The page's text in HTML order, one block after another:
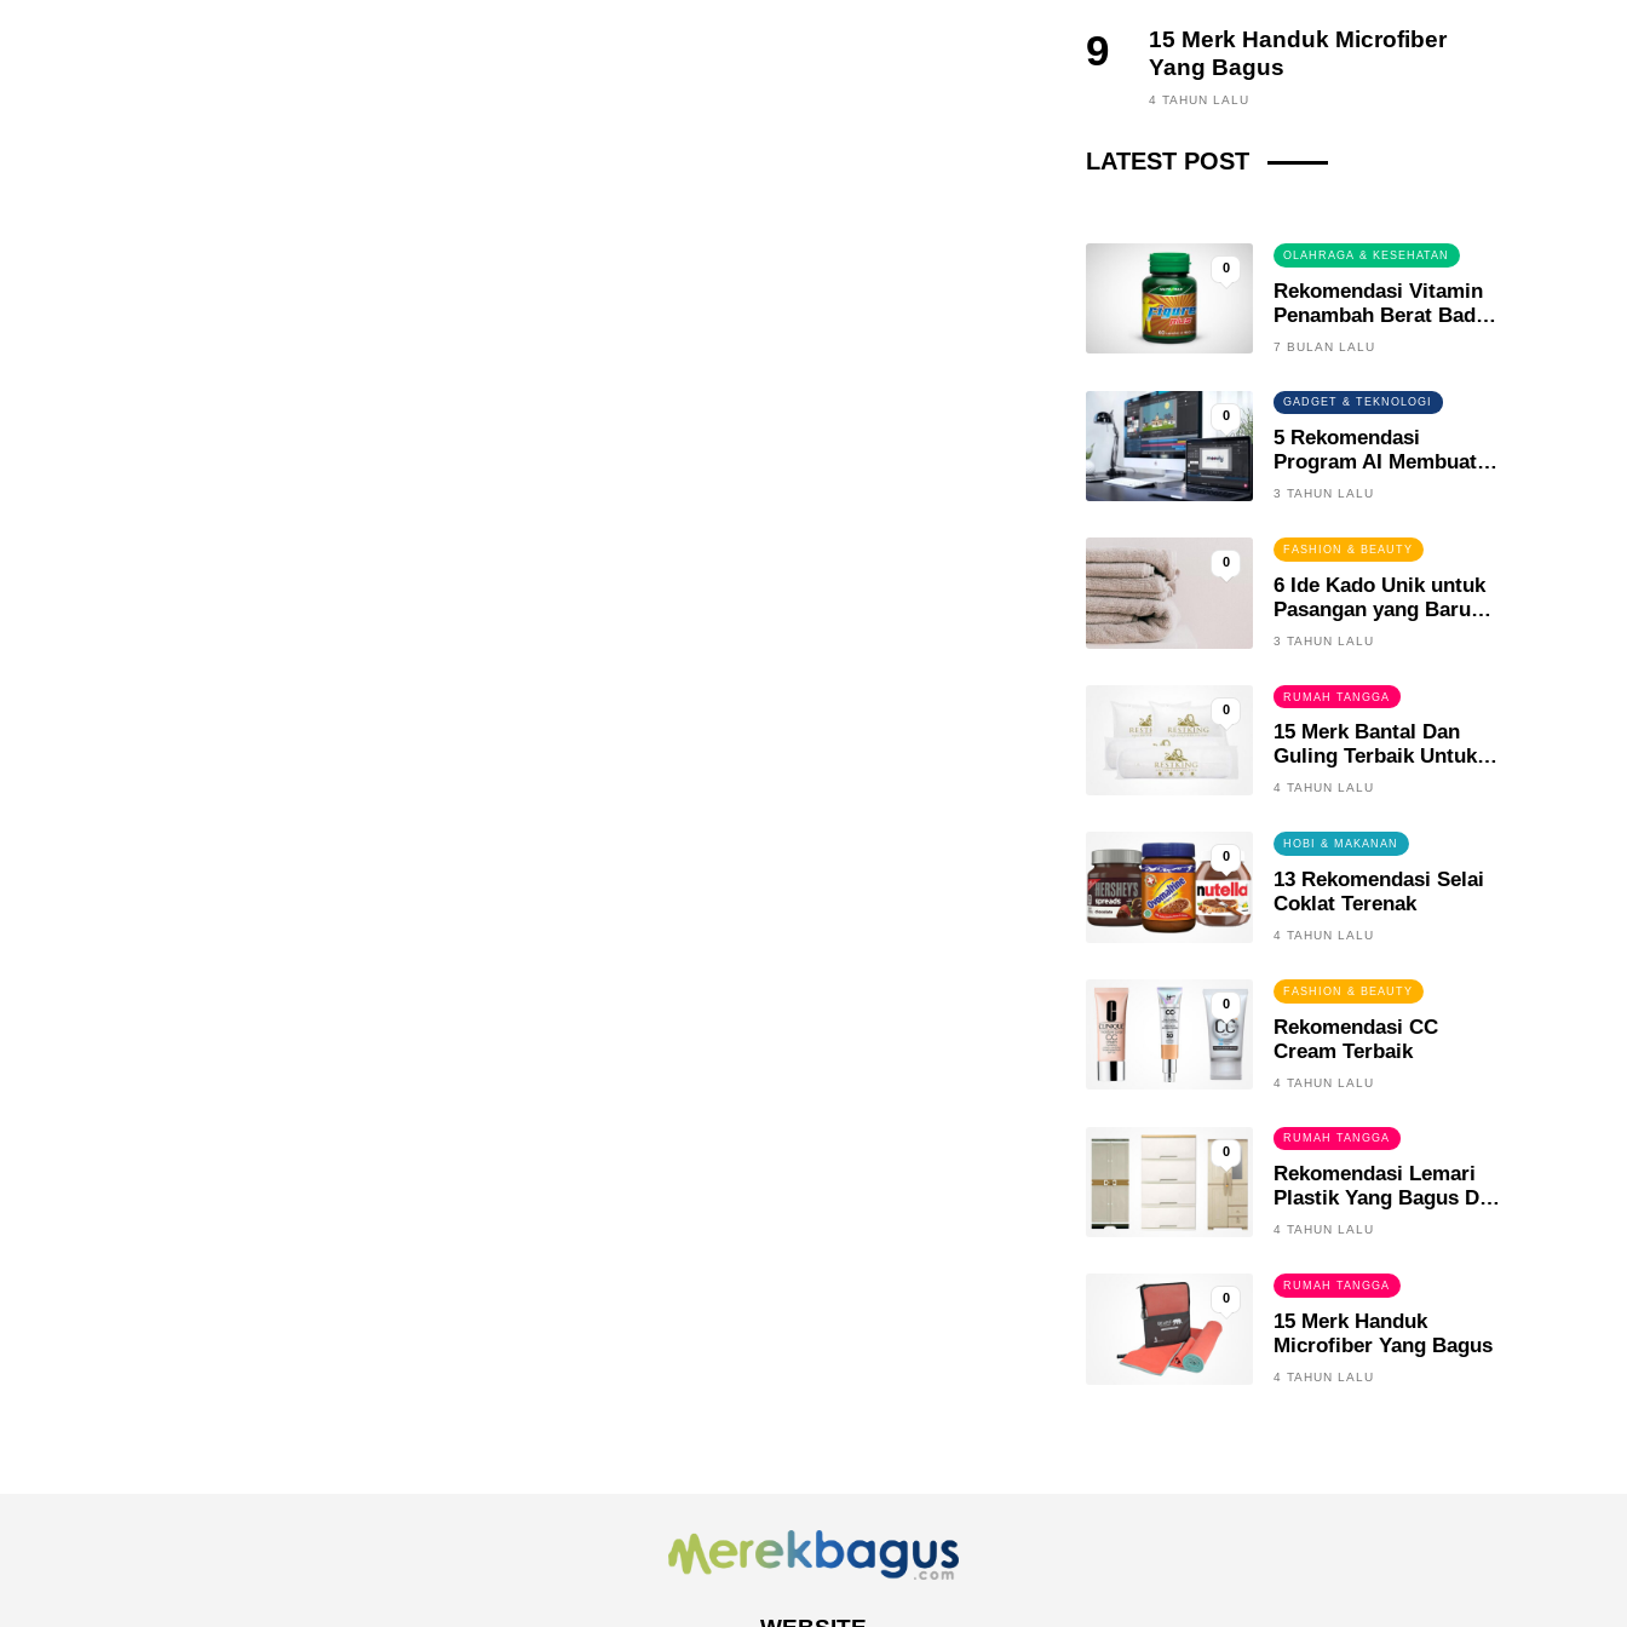
9
15 Merk Handuk Microfiber
Yang Bagus
4 TAHUN LALU
LATEST POST
FINANCE, INVESTING
3 BULAN LALU
0
OLAHRAGA & KESEHATAN
Rekomendasi Vitamin
Penambah Berat Badan
Terbaik
7 BULAN LALU
0
GADGET & TEKNOLOGI
5 Rekomendasi
Program AI Membuat
Gambar Kartun Keren
3 TAHUN LALU
0
FASHION & BEAUTY
6 Ide Kado Unik untuk
Pasangan yang Baru
Menikah
3 TAHUN LALU
0
RUMAH TANGGA
15 Merk Bantal Dan
Guling Terbaik Untuk
Tidur Yang Berkualitas
4 TAHUN LALU
0
HOBI & MAKANAN
13 Rekomendasi Selai
Coklat Terenak
4 TAHUN LALU
0
FASHION & BEAUTY
Rekomendasi CC
Cream Terbaik
4 TAHUN LALU
0
RUMAH TANGGA
Rekomendasi Lemari
Plastik Yang Bagus Dan
Tahan Lama
4 TAHUN LALU
0
RUMAH TANGGA
15 Merk Handuk
Microfiber Yang Bagus
4 TAHUN LALU